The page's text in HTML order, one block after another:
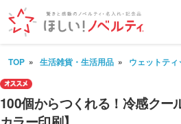
TOP 生活雑貨・生活用品 ウェットティ
100個からつくれる！冷感クー